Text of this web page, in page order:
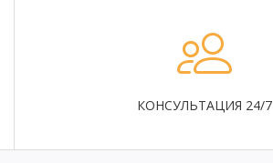
КОНСУЛЬТАЦИЯ 24/7